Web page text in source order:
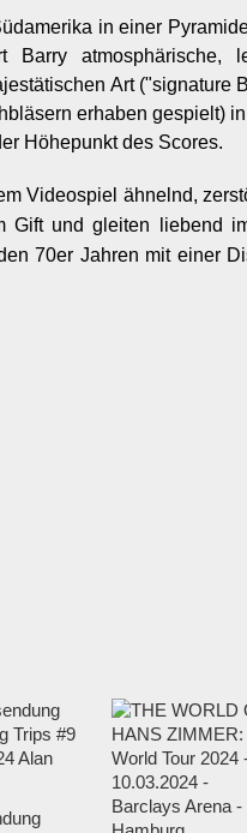
in einer
Barry atmosphärische,
Art ("signature
erhaben gespielt)
Höhepunkt des Scores.
Videospiel ähnelnd,
Gift und gleiten liebend
70er Jahren mit einer